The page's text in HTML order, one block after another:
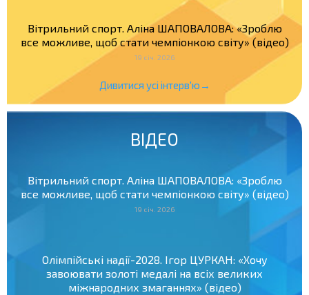
Вітрильний спорт. Аліна ШАПОВАЛОВА: «Зроблю
все можливе, щоб стати чемпіонкою світу» (відео)
19 січ. 2026
Дивитися усі інтерв'ю→
ВІДЕО
Вітрильний спорт. Аліна ШАПОВАЛОВА: «Зроблю
все можливе, щоб стати чемпіонкою світу» (відео)
19 січ. 2026
Олімпійські надії-2028. Ігор ЦУРКАН: «Хочу
завоювати золоті медалі на всіх великих
міжнародних змаганнях» (відео)